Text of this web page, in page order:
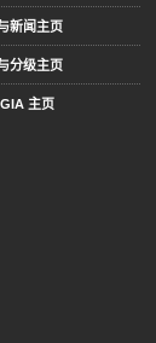
新闻主页
分级主页
主页